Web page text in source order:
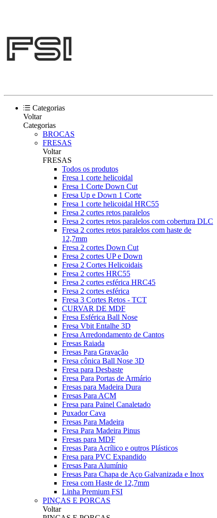
Categorias
Voltar
Categorias
BROCAS
FRESAS
Voltar
FRESAS
Todos os produtos
Fresa 1 corte helicoidal
Fresa 1 Corte Down Cut
Fresa Up e Down 1 Corte
Fresa 1 corte helicoidal HRC55
Fresa 2 cortes retos paralelos
Fresa 2 cortes retos paralelos com cobertura DLC
Fresa 2 cortes retos paralelos com haste de
12,7mm
Fresa 2 cortes Down Cut
Fresa 2 cortes UP e Down
Fresa 2 Cortes Helicoidais
Fresa 2 cortes HRC55
Fresa 2 cortes esférica HRC45
Fresa 2 cortes esférica
Fresa 3 Cortes Retos - TCT
CURVAR DE MDF
Fresa Esférica Ball Nose
Fresa Vbit Entalhe 3D
Fresa Arredondamento de Cantos
Fresas Raiada
Fresas Para Gravação
Fresa cônica Ball Nose 3D
Fresa para Desbaste
Fresa Para Portas de Armário
Fresas para Madeira Dura
Fresas Para ACM
Fresa para Painel Canaletado
Puxador Cava
Fresas Para Madeira
Fresa Para Madeira Pinus
Fresas para MDF
Fresas Para Acrílico e outros Plásticos
Fresa para PVC Expandido
Fresas Para Alumínio
Fresas Para Chapa de Aço Galvanizada e Inox
Fresa com Haste de 12,7mm
Linha Premium FSI
PINÇAS E PORCAS
Voltar